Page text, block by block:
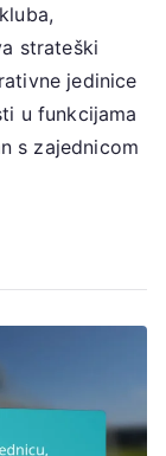
strateški
jedinice
u funkcijama
s zajednicom